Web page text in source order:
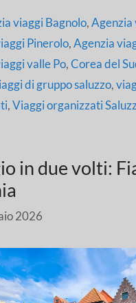
viaggi Bagnolo,Agenzia
Pinerolo,Agenzia
valle Po,Corea del
di gruppo saluzzo,
,Viaggi organizzati
in due volti:
2026